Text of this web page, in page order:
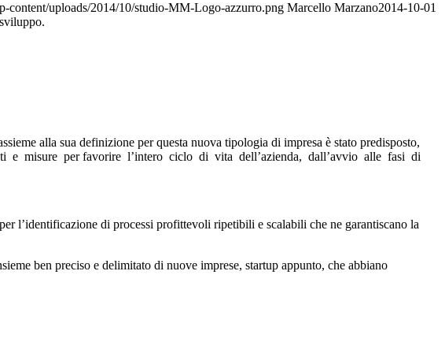
content/uploads/2014/10/studio-MM-Logo-azzurro.png Marcello Marzano2014-10-01
alla sua definizione per questa nuova tipologia di impresa è stato predisposto,
e misure per favorire l’intero ciclo di vita dell’azienda, dall’avvio alle fasi di
l’identificazione di processi profittevoli ripetibili e scalabili che ne garantiscano la
ben preciso e delimitato di nuove imprese, startup appunto, che abbiano